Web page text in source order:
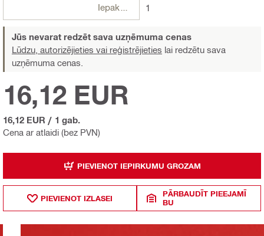
1
Jūs nevarat redzēt sava uzņēmuma cenas
Lūdzu, autorizējieties vai reģistrējieties lai redzētu sava
uzņēmuma cenas.
Cena ar atlaidi (bez PVN)
16,12 EUR
16,12 EUR / 1 gab.
PIEVIENOT IEPIRKUMU GROZAM
PIEVIENOT IZLASEI
PĀRBAUDĪT PIEEJAMĪ
BU